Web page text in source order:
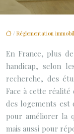
/ Réglementation
En France, plus
handicap, selon
recherche, des
Face à cette réalité
des logements est
pour améliorer la
mais aussi pour